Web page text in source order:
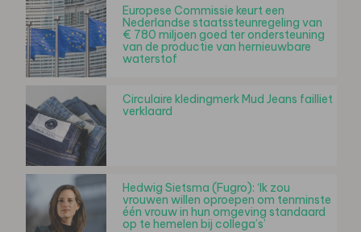
Europese Commissie keurt een
Nederlandse staatssteunregeling van
€ 780 miljoen goed ter ondersteuning
van de productie van hernieuwbare
waterstof
Circulaire kledingmerk Mud Jeans failliet
verklaard
Hedwig Sietsma (Fugro): ‘Ik zou
vrouwen willen oproepen om tenminste
één vrouw in hun omgeving standaard
op te hemelen bij collega’s’